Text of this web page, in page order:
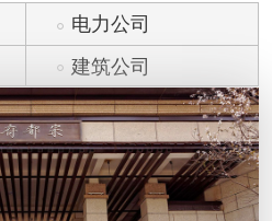
电力公司
建筑公司